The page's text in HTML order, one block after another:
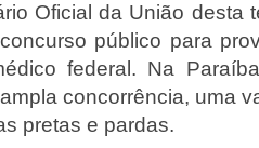
Oficial da União desta
público para
federal. Na
concorrência, uma
pretas e pardas.